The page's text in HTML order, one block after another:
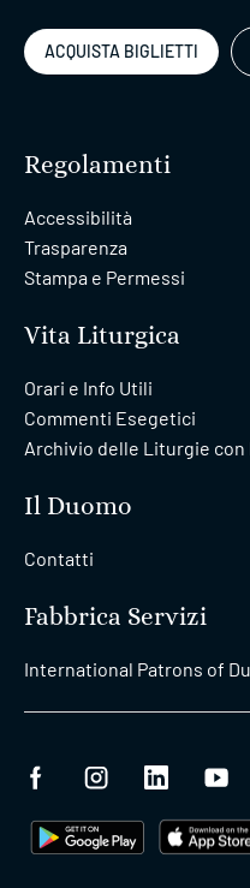
ACQUISTA BIGLIETTI
Regolamenti
Accessibilità
Trasparenza
Stampa e Permessi
Vita Liturgica
Orari e Info Utili
Commenti Esegetici
Archivio delle Liturgie con
Il Duomo
Contatti
Fabbrica Servizi
International Patrons of